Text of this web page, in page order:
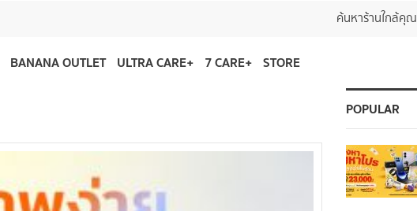
ค้นหาร้านใกล้คุณ
BANANA OUTLET ULTRA CARE+ 7 CARE+ STORE
POPULAR